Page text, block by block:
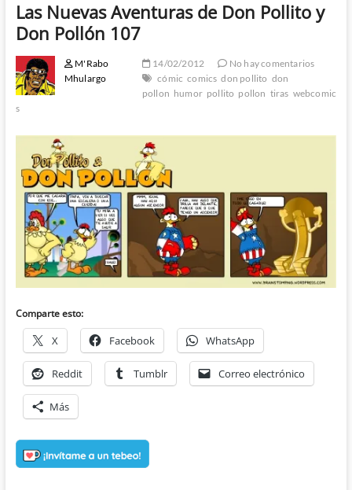
Las Nuevas Aventuras de Don Pollito y
Don Pollón 107
M'Rabo
Mhulargo
14/02/2012
No hay comentarios
cómic comics don pollito don
pollon humor pollito pollon tiras webcomic
s
Comparte esto:
X Facebook WhatsApp
Reddit Tumblr Correo electrónico
Más